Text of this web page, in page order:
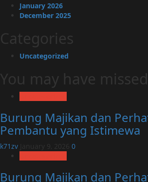
January 2026
December 2025
Categories
Uncategorized
You may have missed
Burung Majikan dan
Pembantu yang Istimewa
k71zv January 9, 2026 0
Burung Majikan dan